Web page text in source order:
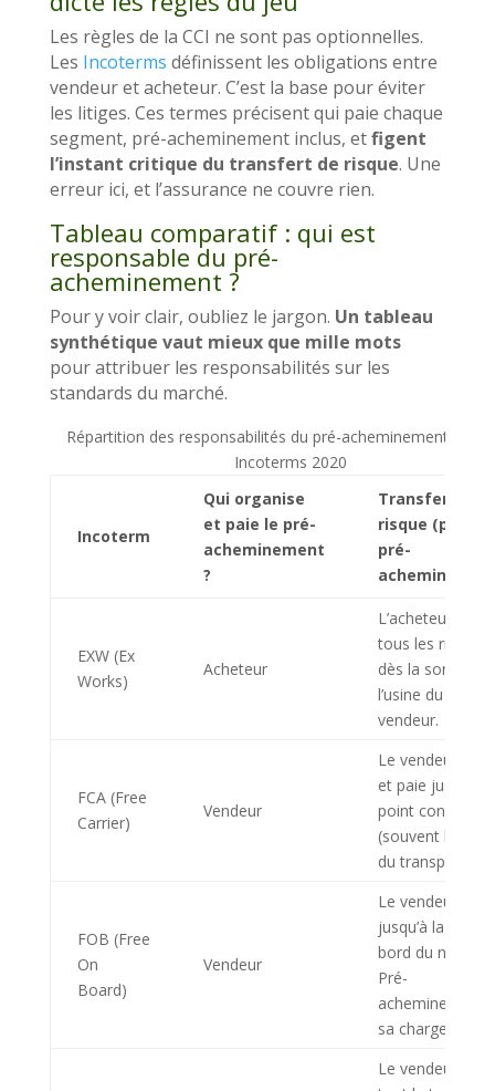
Les règles de la CCI ne sont pas optionnelles.
Les Incoterms définissent les obligations entre
vendeur et acheteur. C’est la base pour éviter
les litiges. Ces termes précisent qui paie chaque
segment, pré-acheminement inclus, etfigent
l’instant critique du transfert de risque. Une
erreur ici, et l’assurance ne couvre rien.
Tableau comparatif : qui est
responsable du pré-
acheminement ?
Pour y voir clair, oubliez le jargon. Un tableau
synthétique vaut mieux que mille mots
pour attribuer les responsabilités sur les
standards du marché.
Répartition des responsabilités du pré-acheminement selon
Incoterms 2020
Incoterm
Qui organise
et paie le pré-
acheminement
?
Transfert de
risque (pour le
pré-
EXW (Ex
Works)
Acheteur
L’acheteur
tous les risques
dès la sortie de
l’usine du
vendeur.
FCA (Free
Carrier)
Vendeur
Le vendeur gère
et paie jusqu’au
point convenu
(souvent le hub
du
FOB (Free
On
Board)
Vendeur
Le vendeur gère
jusqu’à la mise à
bord du navire.
Pré-
acheminement
sa charge.
Le vendeur gère